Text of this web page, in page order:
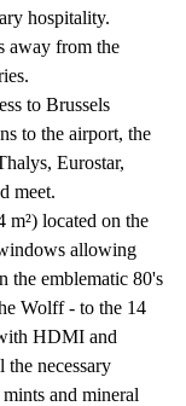
hospitality.
away from the
to Brussels
to the airport, the
Eurostar,
meet.
m²) located on the
allowing
the emblematic 80's
Wolff - to the 14
HDMI and
necessary
and mineral